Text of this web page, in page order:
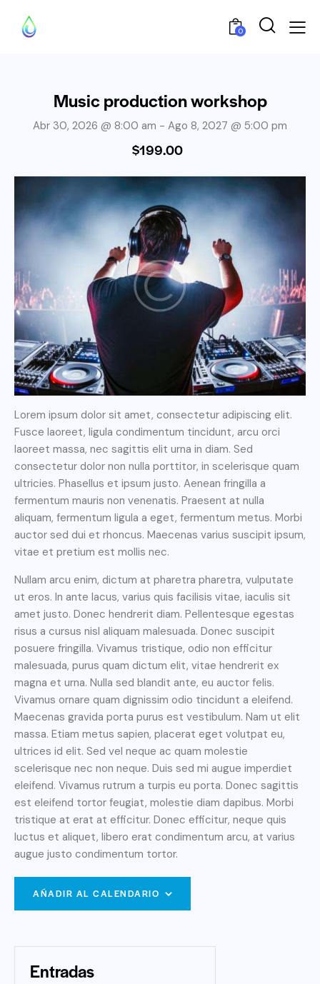
0
Music production workshop
Abr 30, 2026 @ 8:00 am - Ago 8, 2027 @ 5:00 pm
$199.00
Lorem ipsum dolor sit amet, consectetur adipiscing elit.
Fusce laoreet, ligula condimentum tincidunt, arcu orci
laoreet massa, nec sagittis elit urna in diam. Sed
consectetur dolor non nulla porttitor, in scelerisque quam
ultricies. Phasellus et ipsum justo. Aenean fringilla a
fermentum mauris non venenatis. Praesent at nulla
aliquam, fermentum ligula a eget, fermentum metus. Morbi
auctor sed dui et rhoncus. Maecenas varius suscipit ipsum,
vitae et pretium est mollis nec.
Nullam arcu enim, dictum at pharetra pharetra, vulputate
ut eros. In ante lacus, varius quis facilisis vitae, iaculis sit
amet justo. Donec hendrerit diam. Pellentesque egestas
risus a cursus nisl aliquam malesuada. Donec suscipit
posuere fringilla. Vivamus tristique, odio non efficitur
malesuada, purus quam dictum elit, vitae hendrerit ex
magna et urna. Nulla sed blandit ante, eu auctor felis.
Vivamus ornare quam dignissim odio tincidunt a eleifend.
Maecenas gravida porta purus est vestibulum. Nam ut elit
massa. Etiam metus sapien, placerat eget volutpat eu,
ultrices id elit. Sed vel neque ac quam molestie
scelerisque nec non neque. Duis sed mi augue imperdiet
eleifend. Vivamus rutrum a turpis eu porta. Donec sagittis
est eleifend tortor feugiat, molestie diam dapibus. Morbi
tristique at erat at efficitur. Donec efficitur, neque quis
luctus et aliquet, libero erat condimentum arcu, at varius
augue justo condimentum tortor.
AÑADIR AL CALENDARIO
Entradas